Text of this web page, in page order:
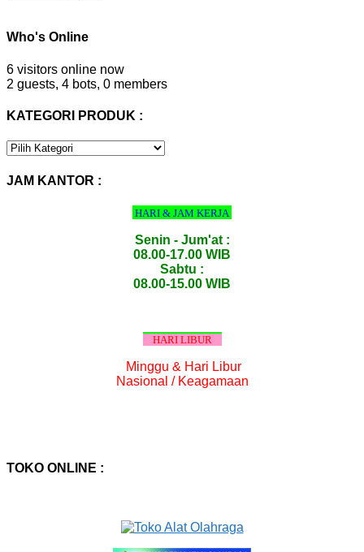
Who's Online
6 visitors online now
2 guests, 4 bots, 0 members
KATEGORI PRODUK :
KATEGORI
JAM KANTOR :
HARI & JAM KERJA
Senin - Jum'at :
08.00-17.00 WIB
Sabtu :
08.00-15.00 WIB
HARI LIBUR
Minggu & Hari Libur
Nasional / Keagamaan
TOKO ONLINE :